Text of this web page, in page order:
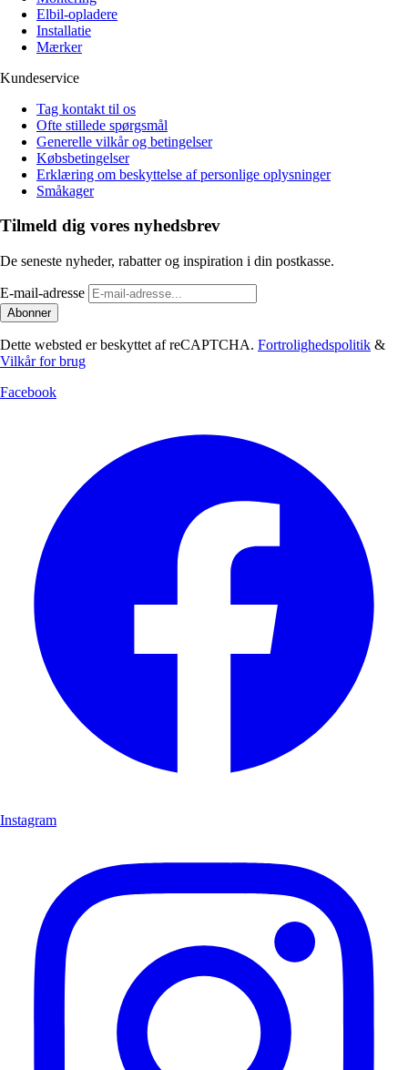
Elbil-opladere
Installatie
Mærker
Kundeservice
Tag kontakt til os
Ofte stillede spørgsmål
Generelle vilkår og betingelser
Købsbetingelser
Erklæring om beskyttelse af personlige oplysninger
Småkager
Tilmeld dig vores nyhedsbrev
De seneste nyheder, rabatter og inspiration i din postkasse.
E-mail-adresse
Abonner
Dette websted er beskyttet af reCAPTCHA. Fortrolighedspolitik &
Vilkår for brug
Facebook
Instagram